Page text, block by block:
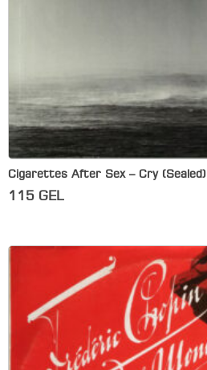
Cigarettes After Sex – Cry (Sealed)
115 GEL